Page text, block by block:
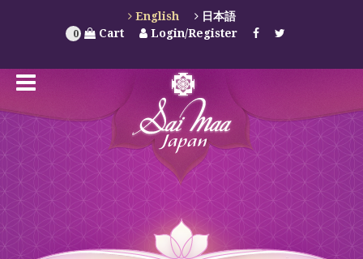
English 日本語
0 Cart Login/Register